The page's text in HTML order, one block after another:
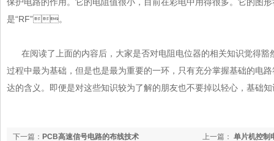
是“RF”。
在阅读了上面的内容后，大家是否对电阻电位器的相关知识觉得豁然
过程中最为基础，但是也是最为重要的一环，只有充分掌握基础的
达的含义。即便是对这些知识较为了解的朋友也不要掉以轻心，基础知
上一篇： 单片机控制
下一篇： PCB高速信号电路的布线技术